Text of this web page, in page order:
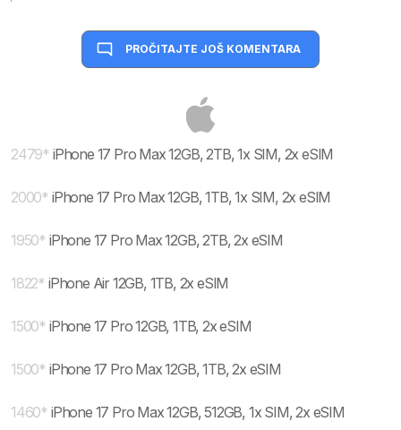
PROČITAJTE JOŠ KOMENTARA
2479* iPhone 17 Pro Max 12GB, 2TB, 1x SIM, 2x eSIM
2000* iPhone 17 Pro Max 12GB, 1TB, 1x SIM, 2x eSIM
1950* iPhone 17 Pro Max 12GB, 2TB, 2x eSIM
1822* iPhone Air 12GB, 1TB, 2x eSIM
1500* iPhone 17 Pro 12GB, 1TB, 2x eSIM
1500* iPhone 17 Pro Max 12GB, 1TB, 2x eSIM
1460* iPhone 17 Pro Max 12GB, 512GB, 1x SIM, 2x eSIM